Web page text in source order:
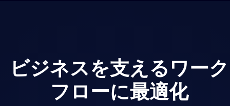
ビジネスを支えるワーク
フローに最適化